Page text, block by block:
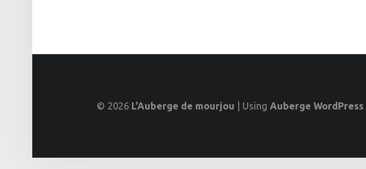
© 2026 L'Auberge de mourjou Using Auberge WordPress